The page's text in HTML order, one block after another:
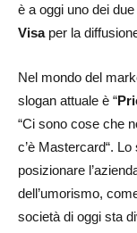
è a oggi uno dei
Visaper la
Nel mondo del
slogan attuale è “
“Ci sono cose che
c’è Mastercard“.
posizionare
dell’umorismo,
società di oggi sta